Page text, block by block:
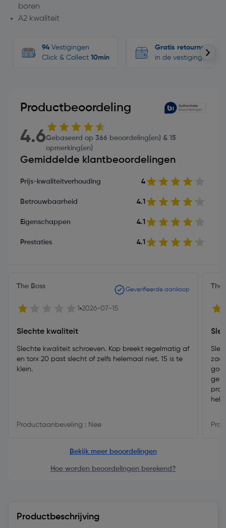
boren
A2 kwaliteit
94 Vestigingen
Click & Collect 10min
Gratis retourneren
in de vestigingen
Productbeoordeling
4.6Gebaseerd op 366 beoordeling(en) & 15
opmerking(en)
Gemiddelde klantbeoordelingen
Prijs-kwaliteitverhouding 4
Betrouwbaarheid 4.1
Eigenschappen 4.1
Prestaties 4.1
The Boss Geverifieerde aankoop
1 2026-07-15
Slechte kwaliteit
Slechte kwaliteit schroeven. Kop breekt regelmatig af
en torx 20 past slecht of zelfs helemaal niet. 15 is te
klein.
Productaanbeveling : Nee
The
heb
Bekijk meer beoordelingen
Hoe worden beoordelingen berekend?
Productbeschrijving